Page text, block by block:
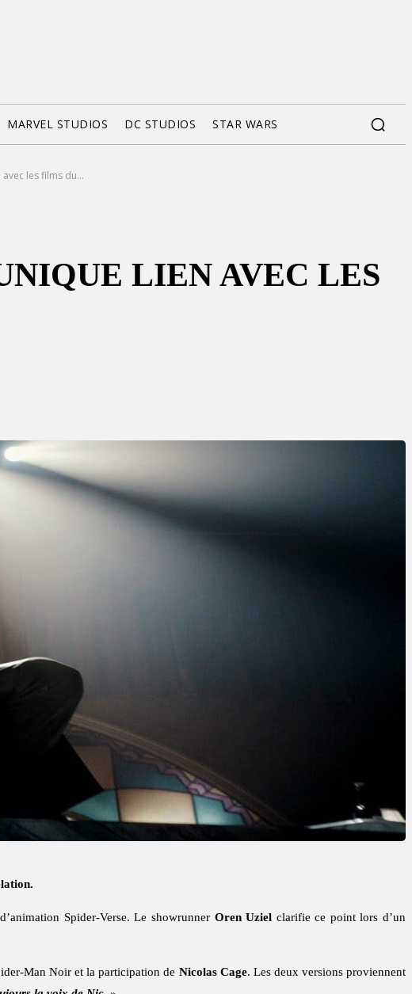
MARVEL STUDIOS DC STUDIOS STAR WARS
les films du...
LIEN AVEC LES
Spider-Verse. Le showrunner Oren Uziel clarifie ce point lors d’un
Man Noir et la participation de Nicolas Cage. Les deux versions proviennent